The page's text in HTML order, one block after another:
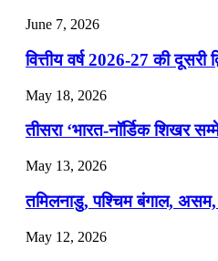
टुडेज जीके
Menu Menu
📝 डेली करेंट अफेयर्स: 25-27
July 25, 2026
📝 डेली करेंट अफेयर्स: 22-24
July 22, 2026
📝 डेली करेंट अफेयर्स: 19-21
July 19, 2026
📝 डेली करेंट अफेयर्स: 16-18
June 7, 2026
वित्तीय वर्ष 2026-27 की दूसरी
May 18, 2026
तीसरा ‘भारत-नॉर्डिक शिखर
May 13, 2026
तमिलनाडु, पश्चिम बंगाल,
May 12, 2026